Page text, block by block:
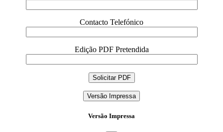
Contacto Telefónico
Edição PDF Pretendida
Versão Impressa
Versão Impressa